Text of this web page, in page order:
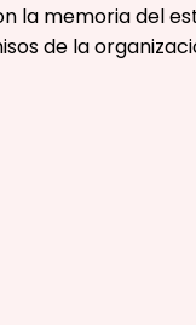
la memoria del
de la